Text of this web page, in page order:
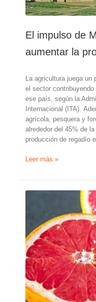
El impulso de
aumentar la
La agricultura juega un
el sector
ese país, según la
Internacional (ITA).
agrícola, pesquera y
alrededor del 45% de
producción de regadío
El
de
Marruecos
producción
de
cítricos
Leer más »